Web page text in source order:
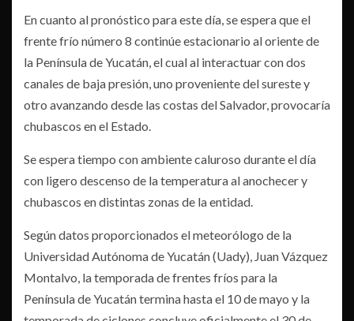
En cuanto al pronóstico para este día, se espera que el
frente frío número 8 continúe estacionario al oriente de
la Península de Yucatán, el cual al interactuar con dos
canales de baja presión, uno proveniente del sureste y
otro avanzando desde las costas del Salvador, provocaría
chubascos en el Estado.
Se espera tiempo con ambiente caluroso durante el día
con ligero descenso de la temperatura al anochecer y
chubascos en distintas zonas de la entidad.
Según datos proporcionados el meteorólogo de la
Universidad Autónoma de Yucatán (Uady), Juan Vázquez
Montalvo, la temporada de frentes fríos para la
Península de Yucatán termina hasta el 10 de mayo y la